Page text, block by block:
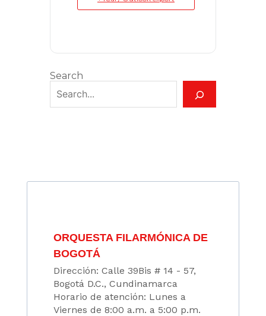
Search
ORQUESTA FILARMÓNICA DE
BOGOTÁ
Dirección: Calle 39Bis # 14 - 57,
Bogotá D.C., Cundinamarca
Horario de atención: Lunes a
Viernes de 8:00 a.m. a 5:00 p.m.